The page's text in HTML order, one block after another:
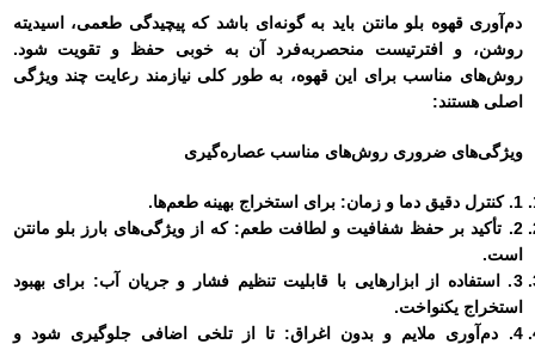
دم‌آوری قهوه بلو مانتن باید به گونه‌ای باشد که پیچیدگی طعمی، اسیدیته
روشن، و افترتیست منحصربه‌فرد آن به خوبی حفظ و تقویت شود.
روش‌های مناسب برای این قهوه، به طور کلی نیازمند رعایت چند ویژگی
اصلی هستند:
ویژگی‌های ضروری روش‌های مناسب عصاره‌گیری
1. کنترل دقیق دما و زمان: برای استخراج بهینه طعم‌ها.
2. تأکید بر حفظ شفافیت و لطافت طعم: که از ویژگی‌های بارز بلو مانتن
است.
3. استفاده از ابزارهایی با قابلیت تنظیم فشار و جریان آب: برای بهبود
استخراج یکنواخت.
4. دم‌آوری ملایم و بدون اغراق: تا از تلخی اضافی جلوگیری شود و